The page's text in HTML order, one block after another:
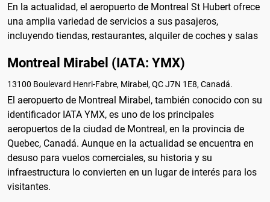
En la actualidad, el aeropuerto de Montreal St Hubert ofrece
una amplia variedad de servicios a sus pasajeros,
incluyendo tiendas, restaurantes, alquiler de coches y salas
Montreal Mirabel (IATA: YMX)
13100 Boulevard Henri-Fabre, Mirabel, QC J7N 1E8, Canadá.
El aeropuerto de Montreal Mirabel, también conocido con su
identificador IATA YMX, es uno de los principales
aeropuertos de la ciudad de Montreal, en la provincia de
Quebec, Canadá. Aunque en la actualidad se encuentra en
desuso para vuelos comerciales, su historia y su
infraestructura lo convierten en un lugar de interés para los
visitantes.